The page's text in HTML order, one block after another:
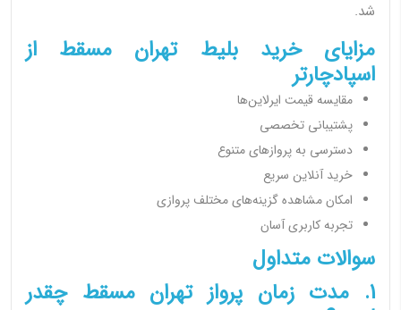
شد.
مزایای خرید بلیط تهران مسقط از
اسپادچارتر
مقایسه قیمت ایرلاین‌ها
پشتیبانی تخصصی
دسترسی به پروازهای متنوع
خرید آنلاین سریع
امکان مشاهده گزینه‌های مختلف پروازی
تجربه کاربری آسان
سوالات متداول
1. مدت زمان پرواز تهران مسقط چقدر